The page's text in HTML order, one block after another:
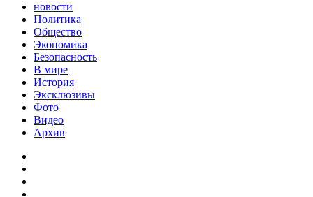
новости
Политика
Общество
Экономика
Безопасность
В мире
История
Эксклюзивы
Фото
Видео
Архив